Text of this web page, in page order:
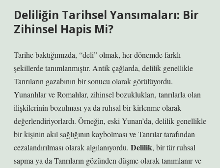
Deliliğin Tarihsel Yansımaları: Bir
Zihinsel Hapis Mi?
Tarihe baktığımızda, “deli” olmak, her dönemde farklı
şekillerde tanımlanmıştır. Antik çağlarda, delilik genellikle
Tanrıların gazabının bir sonucu olarak görülüyordu.
Yunanlılar ve Romalılar, zihinsel bozuklukları, tanrılarla olan
ilişkilerinin bozulması ya da ruhsal bir kirlenme olarak
değerlendiriyorlardı. Örneğin, eski Yunan’da, delilik genellikle
bir kişinin akıl sağlığının kaybolması ve Tanrılar tarafından
cezalandırılması olarak algılanıyordu. Delilik, bir tür ruhsal
sapma ya da Tanrıların gözünden düşme olarak tanımlanır ve